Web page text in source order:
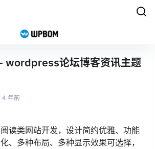
wordpress论坛博客资讯主题
4 年前
读类网站开发，设计简约优雅、功能
、多种布局、多种显示效果可选择，